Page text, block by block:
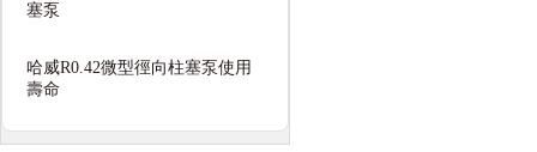
塞泵
哈威R0.42微型徑向柱塞泵使用
壽命